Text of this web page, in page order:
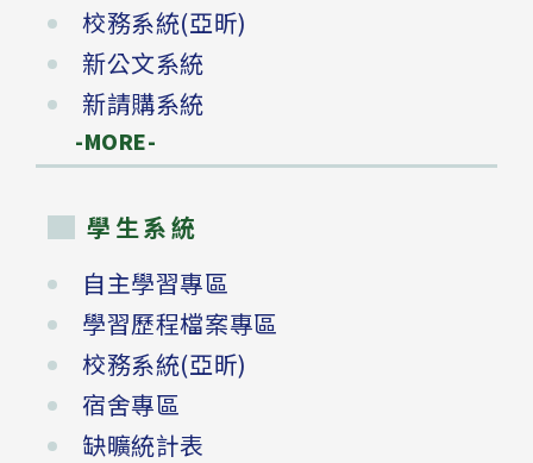
校務系統(亞昕)
新公文系統
新請購系統
-MORE-
學生系統
自主學習專區
學習歷程檔案專區
校務系統(亞昕)
宿舍專區
缺曠統計表